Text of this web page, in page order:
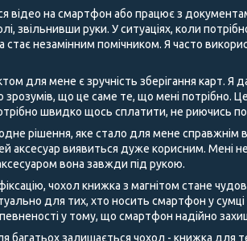
відео на смартфон або працює з
звільнивши руки. У ситуаціях, коли
стає незамінним помічником. Я часто
для мене є зручність зберігання карт. Я
зрозумів, що це саме те, що мені потрібно.
швидко щось сплатити, не риючись
рішення, яке стало для мене справжнім
аксесуар виявиться дуже корисним. Мені
вона завжди під рукою.
чохол книжка з магнітом стане
для тих, хто носить смартфон у
у тому, що смартфон надійно
багатьох залишається чохол - книжка для